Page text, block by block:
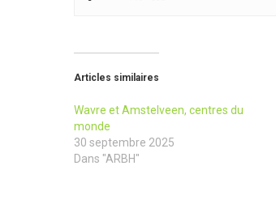
Articles similaires
Wavre et Amstelveen, centres du
monde
30 septembre 2025
Dans "ARBH"